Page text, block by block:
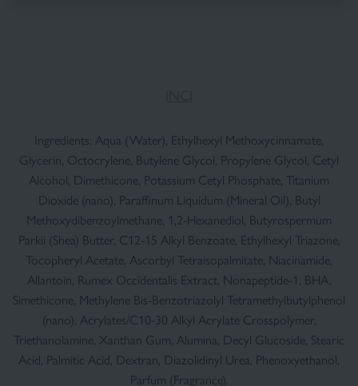
×
Ingredients: Aqua (Water), Ethylhexyl Methoxycinnamate,
Glycerin, Octocrylene, Butylene Glycol, Propylene Glycol, Cetyl
Alcohol, Dimethicone, Potassium Cetyl Phosphate, Titanium
Dioxide (nano), Paraffinum Liquidum (Mineral Oil), Butyl
Methoxydibenzoylmethane, 1,2-Hexanediol, Butyrospermum
Parkii (Shea) Butter, C12-15 Alkyl Benzoate, Ethylhexyl Triazone,
Tocopheryl Acetate, Ascorbyl Tetraisopalmitate, Niacinamide,
Allantoin, Rumex Occidentalis Extract, Nonapeptide-1, BHA,
Simethicone, Methylene Bis-Benzotriazolyl Tetramethylbutylphenol
(nano), Acrylates/C10-30 Alkyl Acrylate Crosspolymer,
Triethanolamine, Xanthan Gum, Alumina, Decyl Glucoside, Stearic
Acid, Palmitic Acid, Dextran, Diazolidinyl Urea, Phenoxyethanol,
Parfum (Fragrance).